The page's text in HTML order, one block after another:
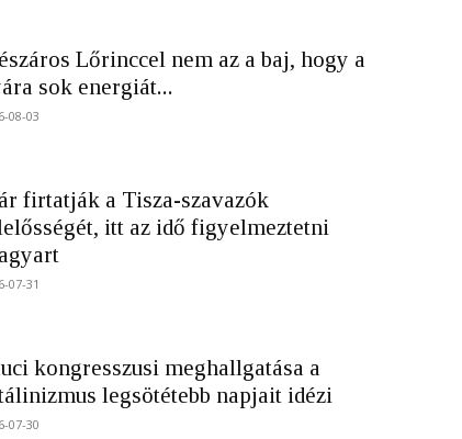
Lőrinccel nem az a baj, hogy a
sok energiát...
08-03
firtatják a Tisza-szavazók
itt az idő figyelmeztetni
07-31
kongresszusi meghallgatása a
legsötétebb napjait idézi
07-30